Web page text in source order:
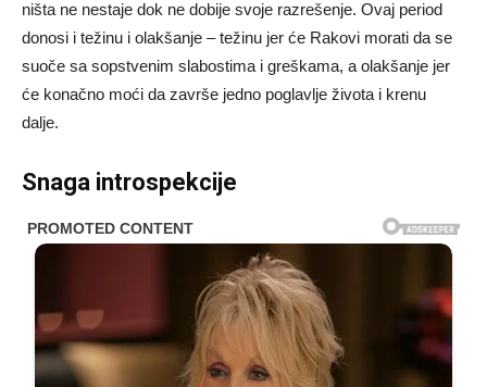
ništa ne nestaje dok ne dobije svoje razrešenje. Ovaj period
donosi i težinu i olakšanje – težinu jer će Rakovi morati da se
suoče sa sopstvenim slabostima i greškama, a olakšanje jer
će konačno moći da završe jedno poglavlje života i krenu
dalje.
Snaga introspekcije